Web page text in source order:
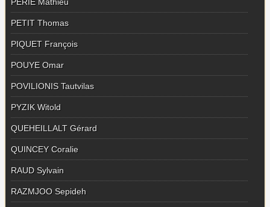
PETIT Thomas
PIQUET François
POUYE Omar
POVILIONIS Tautvilas
PYZIK Witold
QUEHEILLALT Gérard
QUINCEY Coralie
RAUD Sylvain
RAZMJOO Sepideh